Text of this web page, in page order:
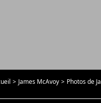
James McAvoy Photos de